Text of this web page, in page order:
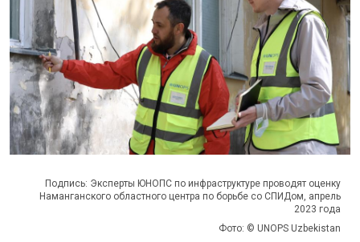
Подпись: Эксперты ЮНОПС по инфраструктуре проводят оценку
Наманганского областного центра по борьбе со СПИДом, апрель
2023 года
Фото: © UNOPS Uzbekistan